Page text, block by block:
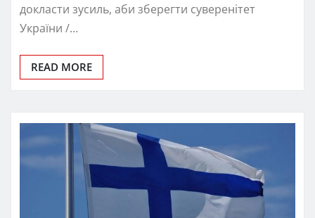
докласти зусиль, аби зберегти суверенітет
України /…
READ MORE